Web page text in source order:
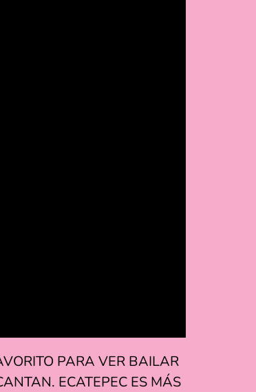
PARA VER BAILAR
ECATEPEC ES MÁS